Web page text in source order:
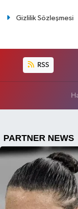
Gizlilik Sözleşmesi
RSS